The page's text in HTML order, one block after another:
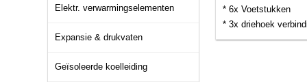
Elektr. verwarmingselementen
Expansie & drukvaten
Geïsoleerde koelleiding
* 6x Voetstukken
* 3x driehoek